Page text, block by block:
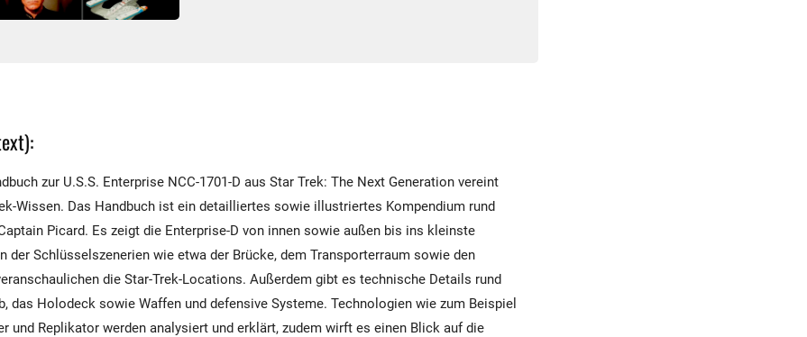
zur U.S.S. Enterprise NCC-1701-D aus Star Trek: The Next Generation vereint
Wissen. Das Handbuch ist ein detailliertes sowie illustriertes Kompendium rund
Picard. Es zeigt die Enterprise-D von innen sowie außen bis ins kleinste
der Schlüsselszenerien wie etwa der Brücke, dem Transporterraum sowie den
die Star-Trek-Locations. Außerdem gibt es technische Details rund
das Holodeck sowie Waffen und defensive Systeme. Technologien wie zum Beispiel
und Replikator werden analysiert und erklärt, zudem wirft es einen Blick auf die